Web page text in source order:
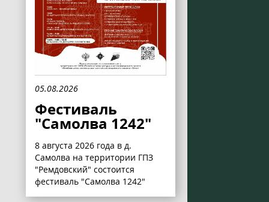
05.08.2026
Фестиваль
"Самолва 1242"
8 августа 2026 года в д.
Самолва на территории ГПЗ
"Ремдовский" состоится
фестиваль "Самолва 1242"